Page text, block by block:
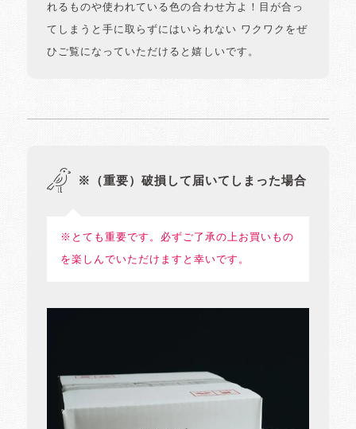
れるものや使われている色の合わせ方よ！目が合っ
てしまうと手に取らずにはいられない ワクワクをぜ
ひご覧になっていただけると嬉しいです。
※（重要）破損して届いてしまった場合
※とても重要です。必ずご了承の上お買いもの
を楽しんでいただけますと幸いです。